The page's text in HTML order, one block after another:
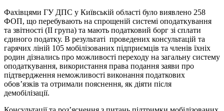
Фахівцями ГУ ДПС у Київській області було виявлено 258
ФОП, що перебувають на спрощеній системі оподаткування
та звітності (ІІ група) та мають податковий борг зі сплати
єдиного податку. В результаті проведених консультацій та
гарячих ліній 105 мобілізованих підприємців та членів їхніх
родин дізнались про можливості переходу на загальну систему
оподаткування, використання права подання заяви про
підтвердження неможливості виконання податкових
обов’язків та отримали пояснення, як діяти після
демобілізації.